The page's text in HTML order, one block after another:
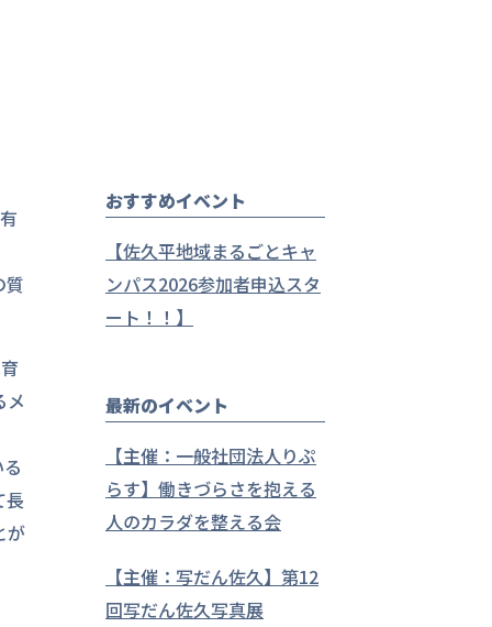
質
メ
長
が
おすすめイベント
【佐久平地域まるごとキャ
ンパス2026参加者申込スタ
ート！！】
最新のイベント
【主催：一般社団法人りぷ
らす】働きづらさを抱える
人のカラダを整える会
【主催：写だん佐久】第12
回写だん佐久写真展